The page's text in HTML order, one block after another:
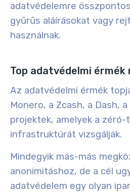
adatvédelemre
gyűrűs aláírásokat vagy
használnak.
Top adatvédelmi érmék
Az adatvédelmi érmék
Monero, a Zcash, a Dash,
projektek, amelyek a zéró-
infrastruktúrát vizsgálják.
Mindegyik más-más
anonimitáshoz, de a cél
adatvédelem egy olyan